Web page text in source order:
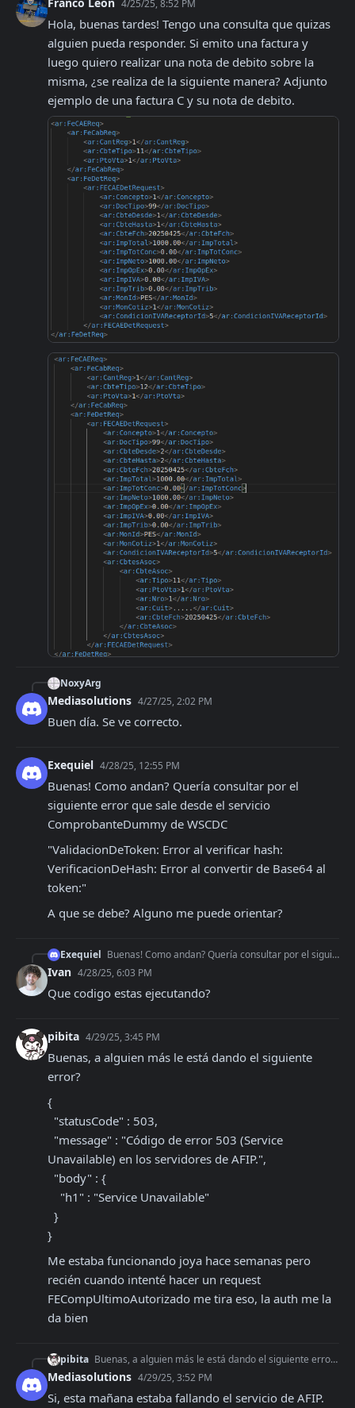
4/25/25, 8:52 PM
Hola, buenas tardes! Tengo una consulta que quizas
alguien pueda responder. Si emito una factura y
luego quiero realizar una nota de debito sobre la
misma, ¿se realiza de la siguiente manera? Adjunto
ejemplo de una factura C y su nota de debito.
NoxyArg
Mediasolutions 4/27/25, 2:02 PM
Buen día. Se ve correcto.
Exequiel 4/28/25, 12:55 PM
Buenas! Como andan? Quería consultar por el
siguiente error que sale desde el servicio
ComprobanteDummy de WSCDC
"ValidacionDeToken: Error al verificar hash:
VerificacionDeHash: Error al convertir de Base64 al
token:"
A que se debe? Alguno me puede orientar?
Exequiel Buenas! Como andan? Quería consultar por el siguiente error que sale desde el servicio ComprobanteDummy de WSCDC "ValidacionDeToken: Error al verificar hash: V
Ivan 4/28/25, 6:03 PM
Que codigo estas ejecutando?
pibita 4/29/25, 3:45 PM
Buenas, a alguien más le está dando el siguiente
error?
{
Unavailable) en los servidores de AFIP.",
}
Me estaba funcionando joya hace semanas pero
recién cuando intenté hacer un request
FECompUltimoAutorizado me tira eso, la auth me la
da bien
pibita Buenas, a alguien más le está dando el siguiente error? { "statusCode" : 503, "message" : "Código de error 503 (Service Unavailable) en los servidores de A
Mediasolutions 4/29/25, 3:52 PM